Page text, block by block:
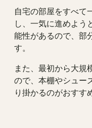
自宅の部屋をすべて
し、一気に進めよう
能性があるので、部
す。
また、最初から大規
ので、本棚やシュー
り掛かるのがおすす